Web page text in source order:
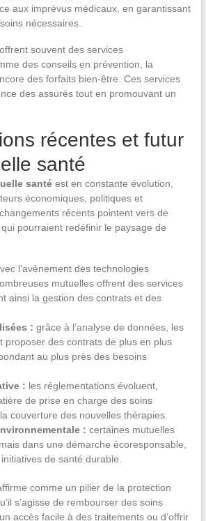
aux imprévus médicaux, en garantissant
nécessaires.
souvent des services
des conseils en prévention, la
des forfaits bien-être. Ces services
des assurés tout en promouvant un
récentes et futur
santé
santéest en constante évolution,
économiques, politiques et
récents pointent vers de
pourraient redéfinir le paysage de
l’avènement des technologies
mutuelles offrent des services
ainsi la gestion des contrats et des
: grâce à l’analyse de données, les
proposer des contrats de plus en plus
au plus près des besoins
: les réglementations évoluent,
de prise en charge des soins
couverture des nouvelles thérapies.
: certaines mutuelles
dans une démarche écoresponsable,
de santé durable.
comme un pilier de la protection
s’agisse de rembourser des soins
accès facile à des traitements ou d’offrir